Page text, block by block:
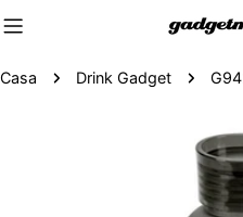
Casa Drink Gadget